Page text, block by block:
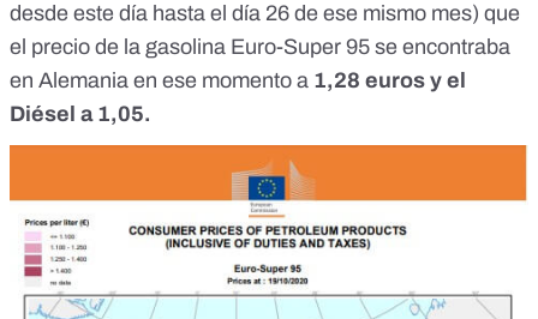
desde este día hasta el día 26 de ese mismo mes) que
el precio de la gasolina Euro-Super 95 se encontraba
en Alemania en ese momento a 1,28 euros y el
Diésel a 1,05.